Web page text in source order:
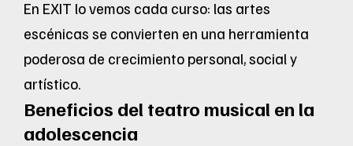
En EXIT lo vemos cada curso: las artes
escénicas se convierten en una herramienta
poderosa de crecimiento personal, social y
artístico.
Beneficios del teatro musical en la
adolescencia